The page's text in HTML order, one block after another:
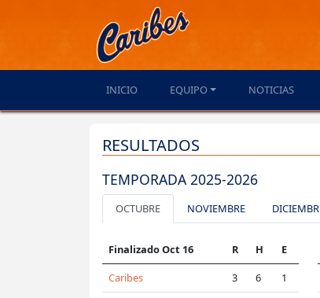
INICIO EQUIPO NOTICIAS
RESULTADOS
TEMPORADA 2025-2026
OCTUBRE NOVIEMBRE
Finalizado Oct 16 R H
E
Caribes
3 6
1